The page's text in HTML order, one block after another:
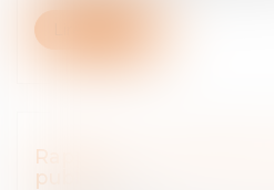
Rapport sur le droit de
public